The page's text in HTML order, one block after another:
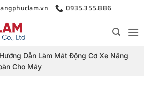
0935.355.886
Hướng Dẫn Làm Mát Động Cơ Xe Nâng
Cho Máy